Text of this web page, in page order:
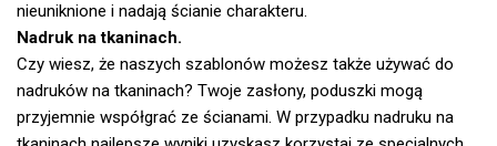
nieuniknione i nadają ścianie charakteru.
Nadruk na tkaninach.
Czy wiesz, że naszych szablonów możesz także używać do
nadruków na tkaninach? Twoje zasłony, poduszki mogą
przyjemnie współgrać ze ścianami. W przypadku nadruku na